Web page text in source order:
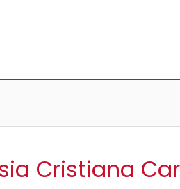
Cristiana